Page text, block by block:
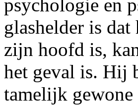
psychologie en
glashelder is
zijn hoofd is,
het geval is. Hij
tamelijk